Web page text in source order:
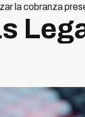
la cobranza